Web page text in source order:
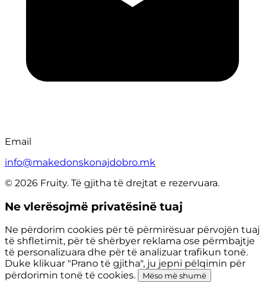
Email
info@makedonskonajdobro.mk
© 2026 Fruity. Të gjitha të drejtat e rezervuara.
Ne vlerësojmë privatësinë tuaj
Ne përdorim cookies për të përmirësuar përvojën tuaj
të shfletimit, për të shërbyer reklama ose përmbajtje
të personalizuara dhe për të analizuar trafikun tonë.
Duke klikuar "Prano të gjitha", ju jepni pëlqimin për
përdorimin tonë të cookies.
Mëso më shumë